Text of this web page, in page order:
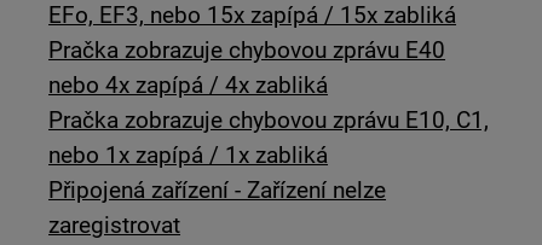
EFo, EF3, nebo 15x zapípá / 15x zabliká
Pračka zobrazuje chybovou zprávu E40
nebo 4x zapípá / 4x zabliká
Pračka zobrazuje chybovou zprávu E10, C1,
nebo 1x zapípá / 1x zabliká
Připojená zařízení - Zařízení nelze
zaregistrovat